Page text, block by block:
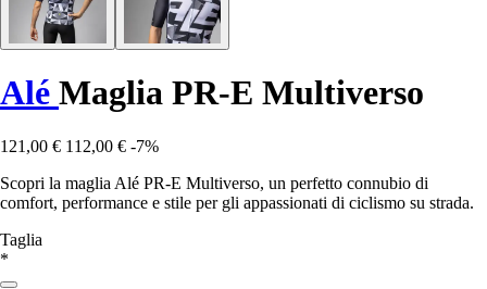
Alé Maglia PR-E Multiverso
121,00 € 112,00 € -7%
Scopri la maglia Alé PR-E Multiverso, un perfetto connubio di
comfort, performance e stile per gli appassionati di ciclismo su strada.
Taglia
*